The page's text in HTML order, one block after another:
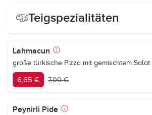
Teigspezialitäten
Lahmacun
große türkische Pizza mit gemischtem Salat
6,65 € 7,00 €
Peynirli Pide